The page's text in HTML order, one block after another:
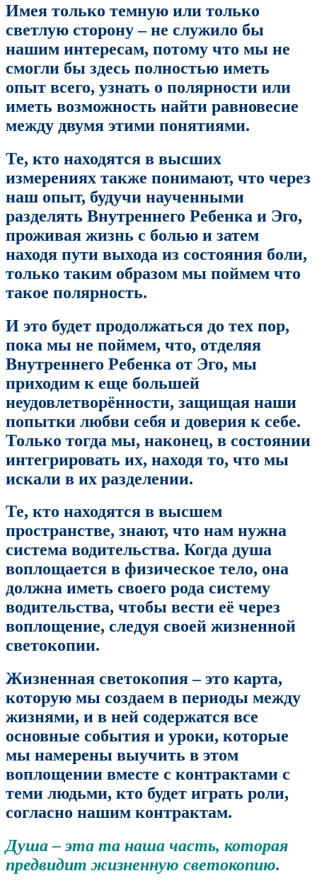
Имея только темную или только
светлую сторону – не служило бы
нашим интересам, потому что мы не
смогли бы здесь полностью иметь
опыт всего, узнать о полярности или
иметь возможность найти равновесие
между двумя этими понятиями.
Те, кто находятся в высших
измерениях также понимают, что через
наш опыт, будучи наученными
разделять Внутреннего Ребенка и Эго,
проживая жизнь с болью и затем
находя пути выхода из состояния боли,
только таким образом мы поймем что
такое полярность.
И это будет продолжаться до тех пор,
пока мы не поймем, что, отделяя
Внутреннего Ребенка от Эго, мы
приходим к еще большей
неудовлетворённости, защищая наши
попытки любви себя и доверия к себе.
Только тогда мы, наконец, в состоянии
интегрировать их, находя то, что мы
искали в их разделении.
Те, кто находятся в высшем
пространстве, знают, что нам нужна
система водительства. Когда душа
воплощается в физическое тело, она
должна иметь своего рода систему
водительства, чтобы вести её через
воплощение, следуя своей жизненной
светокопии.
Жизненная светокопия – это карта,
которую мы создаем в периоды между
жизнями, и в ней содержатся все
основные события и уроки, которые
мы намерены выучить в этом
воплощении вместе с контрактами с
теми людьми, кто будет играть роли,
согласно нашим контрактам.
Душа – эта та наша часть, которая
предвидит жизненную светокопию.